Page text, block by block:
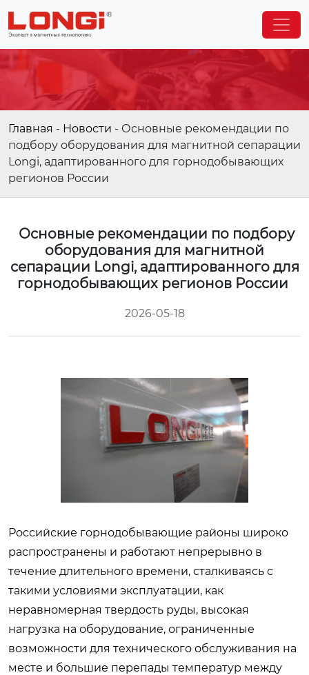
Главная - Новости - Основные рекомендации по
подбору оборудования для магнитной сепарации
Longi, адаптированного для горнодобывающих
регионов России
Основные рекомендации по подбору
оборудования для магнитной
сепарации Longi, адаптированного для
горнодобывающих регионов России
2026-05-18
Российские горнодобывающие районы широко
распространены и работают непрерывно в
течение длительного времени, сталкиваясь с
такими условиями эксплуатации, как
неравномерная твердость руды, высокая
нагрузка на оборудование, ограниченные
возможности для технического обслуживания на
месте и большие перепады температур между